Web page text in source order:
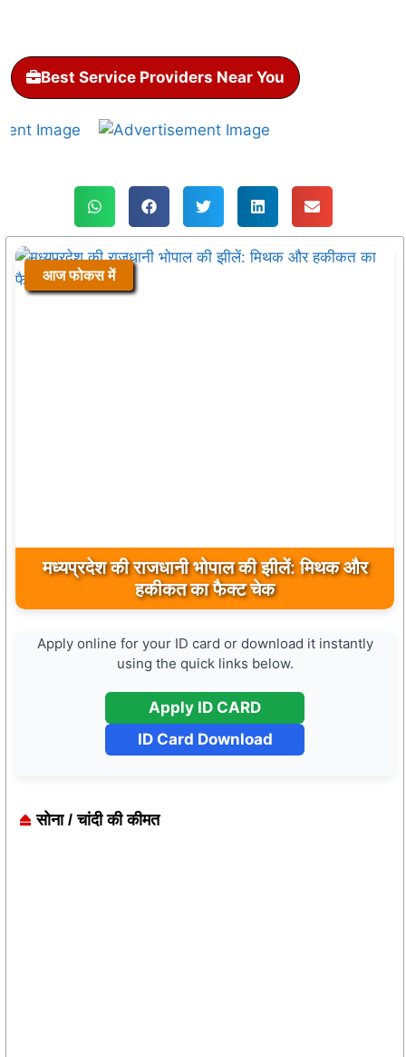
Best Service Providers Near You
आज फोकस में
मध्यप्रदेश की राजधानी भोपाल की झीलें: मिथक और
हकीकत का फैक्ट चेक
Apply online for your ID card or download it instantly
using the quick links below.
Apply ID CARD
ID Card Download
सोना / चांदी की कीमत